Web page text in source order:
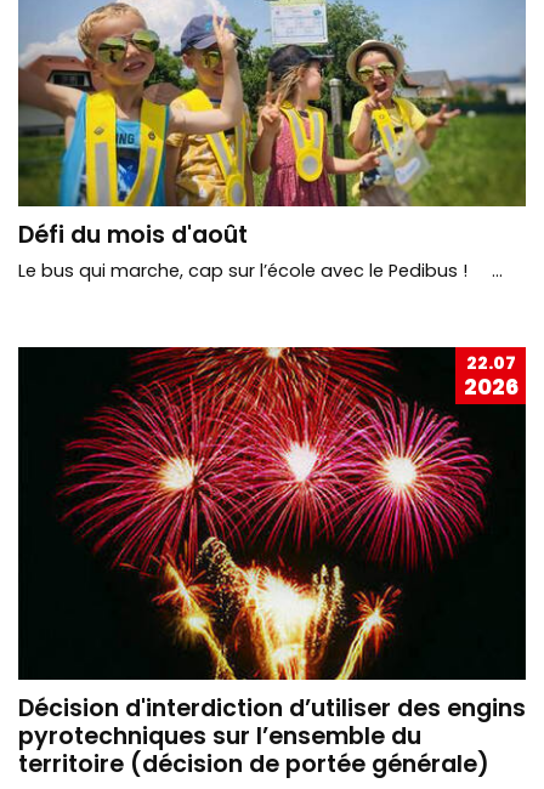
Défi du mois d'août
Le bus qui marche, cap sur l’école avec le Pedibus ! ...
22.07
2026
Décision d'interdiction d’utiliser des engins
pyrotechniques sur l’ensemble du
territoire (décision de portée générale)